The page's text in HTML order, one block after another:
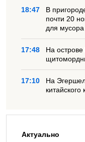
18:47
В
почти 20
для мусора
17:48
На
17:10
На
китайского
Актуально